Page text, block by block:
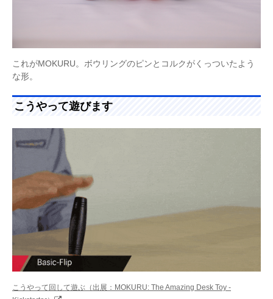
これがMOKURU。ボウリングのピンとコルクがくっついたよう
な形。
こうやって遊びます
こうやって回して遊ぶ（出展：MOKURU: The Amazing Desk Toy -